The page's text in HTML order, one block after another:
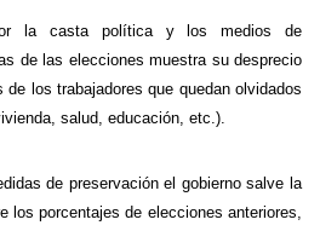
la casta política y los medios de
de las elecciones muestra su desprecio
de los trabajadores que quedan olvidados
salud, educación, etc.).
de preservación el gobierno salve la
los porcentajes de elecciones anteriores,